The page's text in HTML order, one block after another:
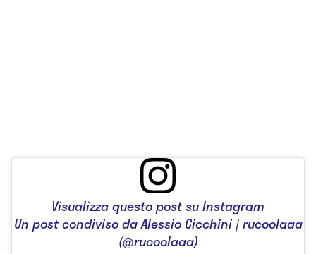
Visualizza questo post su Instagram
Un post condiviso da Alessio Cicchini | rucoolaaa
(@rucoolaaa)